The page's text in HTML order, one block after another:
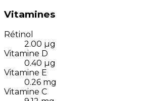
Vitamines
Rétinol
2.00 µg
Vitamine D
0.40 µg
Vitamine E
0.26 mg
Vitamine C